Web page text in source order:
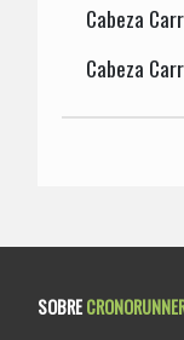
Cabeza
Cabeza
SOBRE